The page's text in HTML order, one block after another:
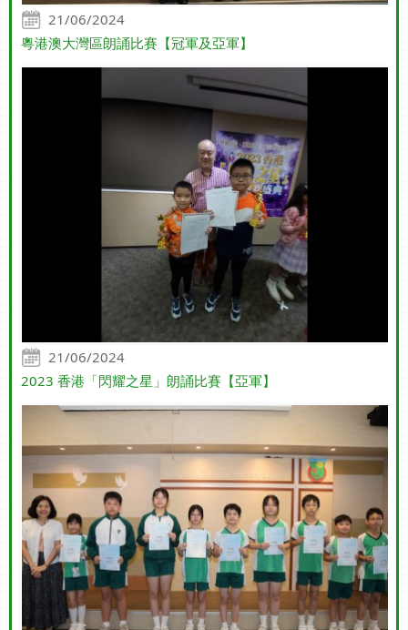
21/06/2024
粵港澳大灣區朗誦比賽【冠軍及亞軍】
21/06/2024
2023 香港「閃耀之星」朗誦比賽【亞軍】